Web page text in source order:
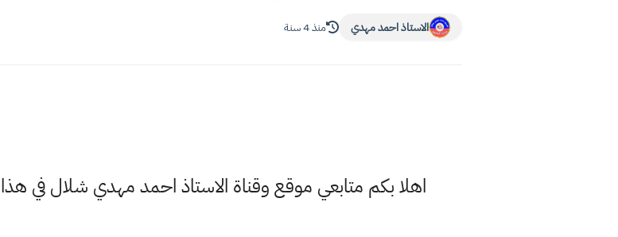
الاستاذ احمد مهدي منذ 4 سنة
اهلا بكم متابعي موقع وقناة الاستاذ احمد مهدي شلال في